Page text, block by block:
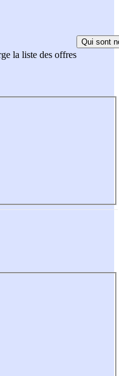
la liste des offres
Qui sont